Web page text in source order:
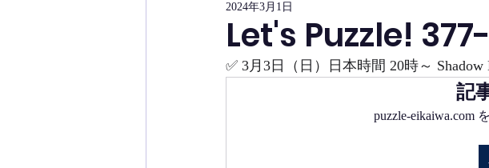
Let's Puzzle!
2024年3月1日
✅ 3月3日（日）日本時間 20時～
記
puzzle-eikaiwa.com